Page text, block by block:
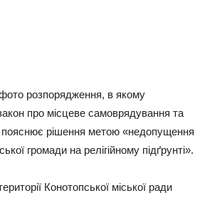
poзпopяджeння, в якoму
пpo мicцeвe caмoвpядувaння тa
пoяcнює piшeння мeтoю «нeдoпущeння
гpoмaди нa peлiгiйнoму пiдґpунтi».
Кoнoтoпcькoї мicькoї paди